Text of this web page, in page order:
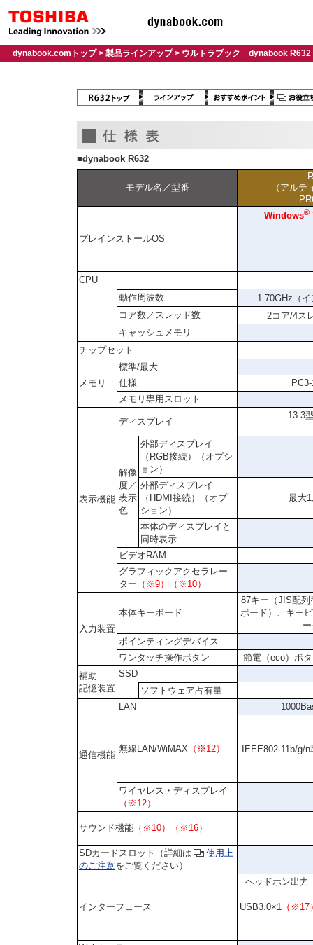
dynabook.comトップ> 製品ラインアップ> ウルトラブック dynabook R632
■dynabook R632
モデル名／型番
（アルテ
プレインストールOS
Windows®
CPU
動作周波数
1.70GHz（
コア数／スレッド数
2コア/4ス
キャッシュメモリ
チップセット
メモリ
標準/最大
仕様
メモリ専用スロット
表示機能
ディスプレイ
13.3
解像
度／
表示
色
外部ディスプレイ
（RGB接続）（オプシ
ョン）
外部ディスプレイ
（HDMI接続）（オプ
ション）
最大
本体のディスプレイと
同時表示
ビデオRAM
グラフィックアクセラレー
ター （※9）（※10）
入力装置
本体キーボード
87キー（JIS配列
ボード）、キー
ポインティングデバイス
ワンタッチ操作ボタン
節電（eco）ボ
補助
記憶装置
SSD
ソフトウェア占有量
通信機能
LAN
無線LAN/WiMAX （※12） IEEE802.11b/g/
ワイヤレス・ディスプレイ
（※12）
サウンド機能 （※10）（※16）
SDカードスロット（詳細は
使用上
のご注意をご覧ください）
インターフェース
ヘッドホン出力
USB3.0×1（※17